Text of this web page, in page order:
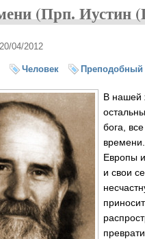
(Прп. Иустин
04/2012
Человек Преподобный
В нашей
бога,
Европы
и свои